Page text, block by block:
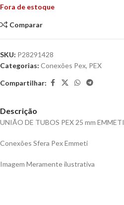
Fora de estoque
Comparar
SKU: P28291428
Categorias: Conexões Pex, PEX
Compartilhar:
Descrição
UNIÃO DE TUBOS PEX 25 mm EMMETI
Conexões Sfera Pex Emmeti
Imagem Meramente ilustrativa